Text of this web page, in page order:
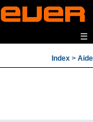
☰
Index > Aide